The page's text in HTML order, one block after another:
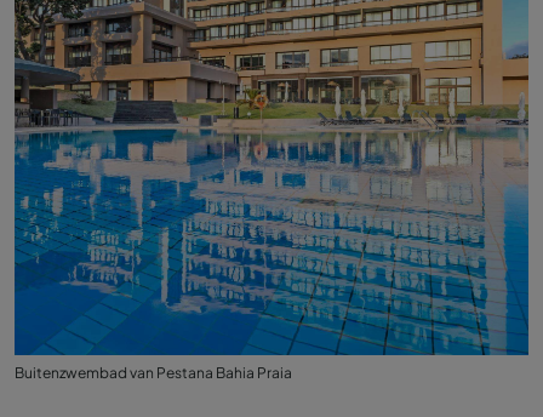
Buitenzwembad van Pestana Bahia Praia